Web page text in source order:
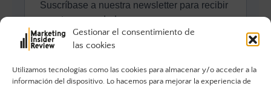
Gestionar el consentimiento de
las cookies
Utilizamos tecnologías como las cookies para almacenar y/o acceder a la
información del dispositivo. Lo hacemos para mejorar la experiencia de